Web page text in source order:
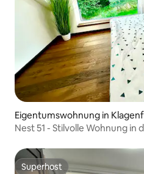
Eigentumswohnung in
see
Nest 51 - Stilvolle Wohnung in
Superhost
Superhost